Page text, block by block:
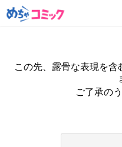
この先、露骨な表現を
ご了承の